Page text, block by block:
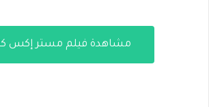
مشاهدة فيلم مستر إكس